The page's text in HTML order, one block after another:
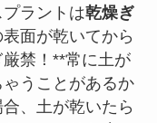
ラントは乾燥ぎ
面が乾いてから
厳禁！**常に土が
うことがあるか
、土が乾いたら